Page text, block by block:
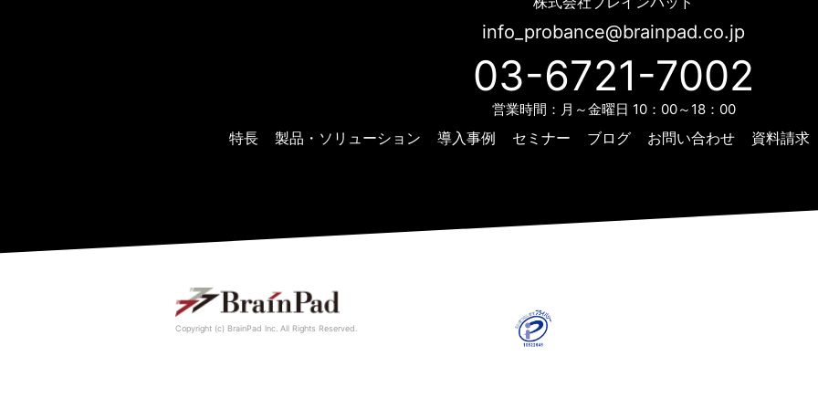
info_probance@brainpad.co.jp
03-6721-7002
営業時間：月～金曜日 10：00～18：00
特長 製品・ソリューション 導入事例 セミナー ブログ お問い合わせ 資料請求
Copyright (c) BrainPad lnc. All Rights Reserved.